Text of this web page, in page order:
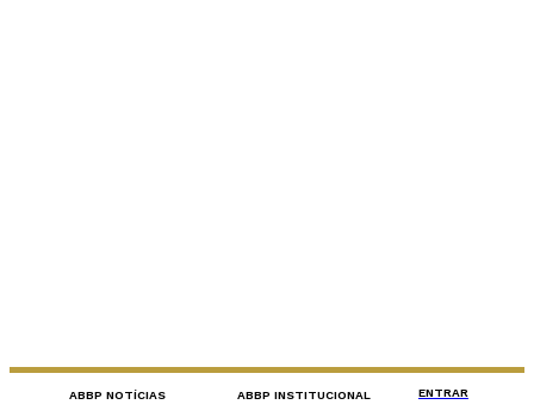
ABBP NOTÍCIAS ABBP INSTITUCIONAL ENTRAR